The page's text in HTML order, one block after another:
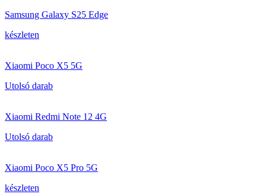
Samsung Galaxy S25 Edge
készleten
Xiaomi Poco X5 5G
Utolsó darab
Xiaomi Redmi Note 12 4G
Utolsó darab
Xiaomi Poco X5 Pro 5G
készleten